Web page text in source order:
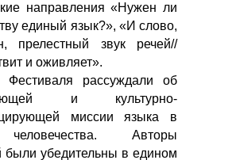
направления «Нужен ли
единый язык?», «И слово,
прелестный звук речей//
и оживляет».
Фестиваля рассуждали об
и культурно-
миссии языка в
Авторы
были убедительны в едином